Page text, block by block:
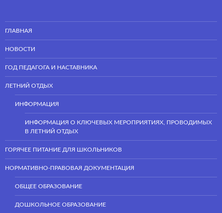
ГЛАВНАЯ
НОВОСТИ
ГОД ПЕДАГОГА И НАСТАВНИКА
ЛЕТНИЙ ОТДЫХ
ИНФОРМАЦИЯ
ИНФОРМАЦИЯ О КЛЮЧЕВЫХ МЕРОПРИЯТИЯХ, ПРОВОДИМЫХ
В ЛЕТНИЙ ОТДЫХ
ГОРЯЧЕЕ ПИТАНИЕ ДЛЯ ШКОЛЬНИКОВ
НОРМАТИВНО-ПРАВОВАЯ ДОКУМЕНТАЦИЯ
ОБЩЕЕ ОБРАЗОВАНИЕ
ДОШКОЛЬНОЕ ОБРАЗОВАНИЕ